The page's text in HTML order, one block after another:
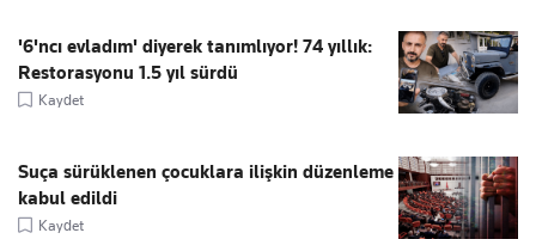
'6'ncı evladım' diyerek tanımlıyor! 74 yıllık:
Restorasyonu 1.5 yıl sürdü
Kaydet
Suça sürüklenen çocuklara ilişkin düzenleme
kabul edildi
Kaydet